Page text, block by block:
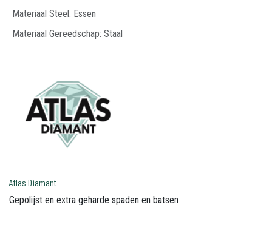
Materiaal Steel: Essen
Materiaal Gereedschap: Staal
Atlas Diamant
Gepolijst en extra geharde spaden en batsen